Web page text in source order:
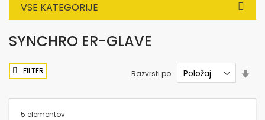
VSE KATEGORIJE
SYNCHRO ER-GLAVE
5 elementov
Razvrsti po
FILTER